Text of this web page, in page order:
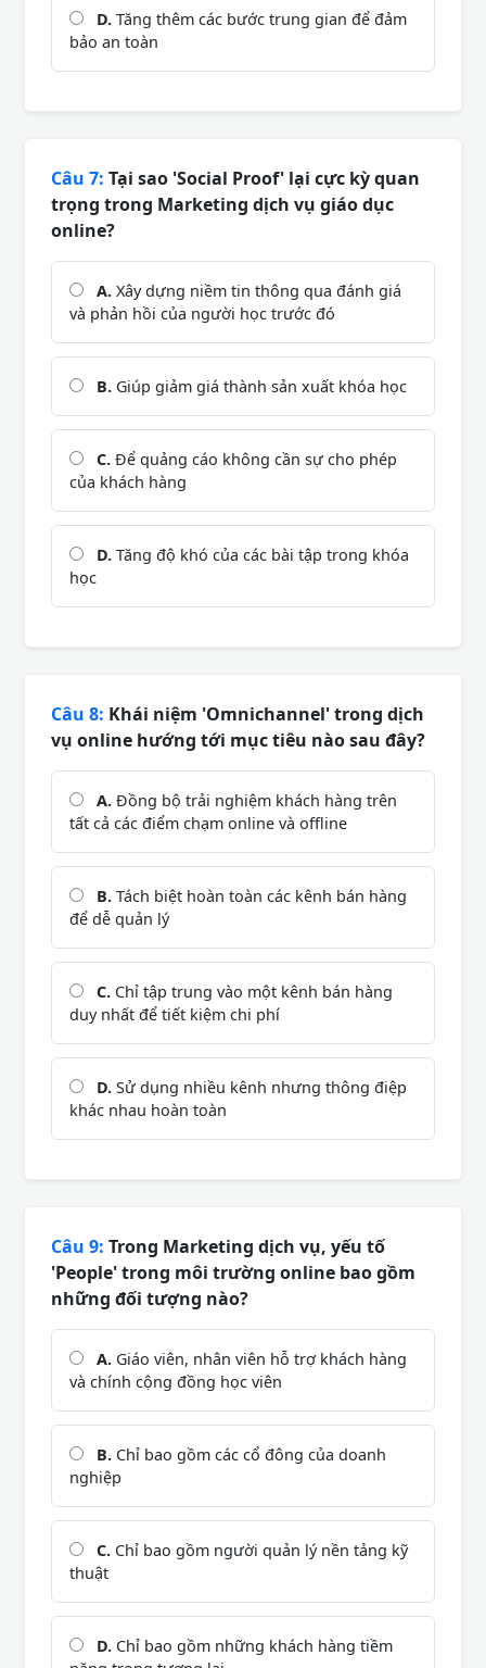
D. Tăng thêm các bước trung gian để đảm
bảo an toàn
Câu 7: Tại sao 'Social Proof' lại cực kỳ quan
trọng trong Marketing dịch vụ giáo dục
online?
A. Xây dựng niềm tin thông qua đánh giá
và phản hồi của người học trước đó
B. Giúp giảm giá thành sản xuất khóa học
C. Để quảng cáo không cần sự cho phép
của khách hàng
D. Tăng độ khó của các bài tập trong khóa
học
Câu 8: Khái niệm 'Omnichannel' trong dịch
vụ online hướng tới mục tiêu nào sau đây?
A. Đồng bộ trải nghiệm khách hàng trên
tất cả các điểm chạm online và offline
B. Tách biệt hoàn toàn các kênh bán hàng
để dễ quản lý
C. Chỉ tập trung vào một kênh bán hàng
duy nhất để tiết kiệm chi phí
D. Sử dụng nhiều kênh nhưng thông điệp
khác nhau hoàn toàn
Câu 9: Trong Marketing dịch vụ, yếu tố
'People' trong môi trường online bao gồm
những đối tượng nào?
A. Giáo viên, nhân viên hỗ trợ khách hàng
và chính cộng đồng học viên
B. Chỉ bao gồm các cổ đông của doanh
nghiệp
C. Chỉ bao gồm người quản lý nền tảng kỹ
thuật
D. Chỉ bao gồm những khách hàng tiềm